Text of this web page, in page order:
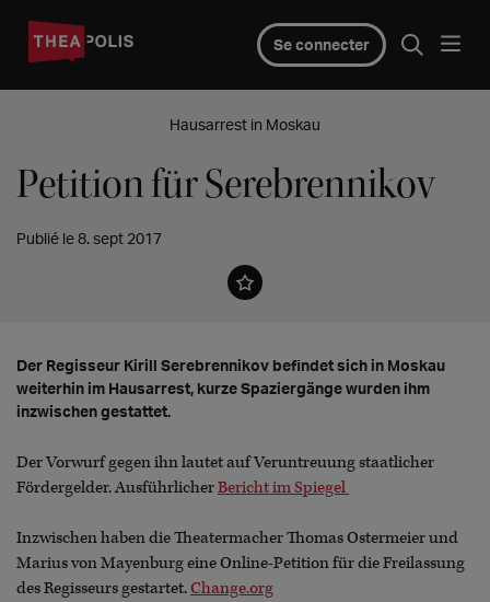
Se connecter
Hausarrest in Moskau
Petition für Serebrennikov
Publié le 8. sept 2017
Der Regisseur Kirill Serebrennikov befindet sich in Moskau
weiterhin im Hausarrest, kurze Spaziergänge wurden ihm
inzwischen gestattet.
Der Vorwurf gegen ihn lautet auf Veruntreuung staatlicher
Fördergelder. AusführlicherBericht im Spiegel
Inzwischen haben die Theatermacher Thomas Ostermeier und
Marius von Mayenburg eine Online-Petition für die Freilassung
des Regisseurs gestartet.Change.org